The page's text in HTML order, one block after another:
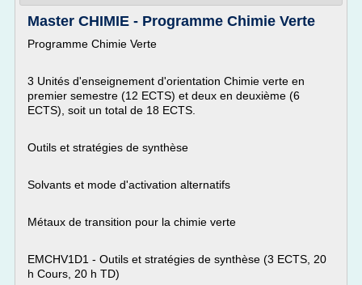
Master CHIMIE - Programme Chimie Verte
Programme Chimie Verte
3 Unités d'enseignement d'orientation Chimie verte en
premier semestre (12 ECTS) et deux en deuxième (6
ECTS), soit un total de 18 ECTS.
Outils et stratégies de synthèse
Solvants et mode d'activation alternatifs
Métaux de transition pour la chimie verte
EMCHV1D1 - Outils et stratégies de synthèse (3 ECTS, 20
h Cours, 20 h TD)